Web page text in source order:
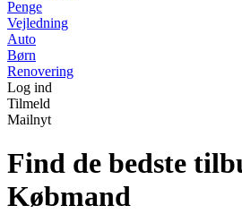
Penge
Vejledning
Auto
Børn
Renovering
Log ind
Tilmeld
Mailnyt
Find de bedste
Købmand